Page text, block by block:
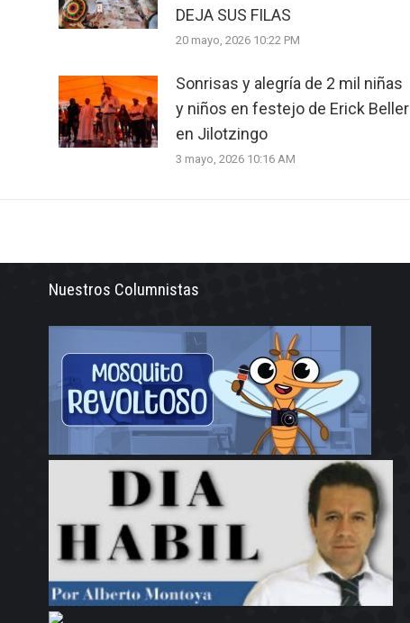
DEJA SUS FILAS
20 mayo, 2026 10:22 PM
Sonrisas y alegría de 2 mil niñas
y niños en festejo de Erick Beller
en Jilotzingo
3 mayo, 2026 10:16 AM
Nuestros Columnistas